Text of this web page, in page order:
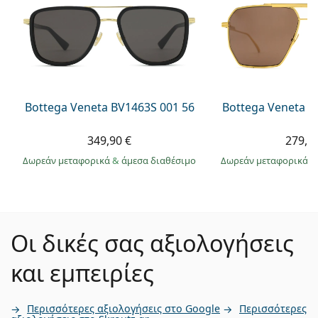
Bottega Veneta BV1463S 001 56
349,90 €
Δωρεάν μεταφορικά& άμεσα διαθέσιμο
Bottega Veneta
Δωρεάν μεταφορικά
Οι δικές σας αξιολογήσεις
και εμπειρίες
Περισσότερες αξιολογήσεις στο Google Περισσότερες